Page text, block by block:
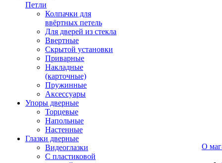
Петли
Колпачки для
ввёртных петель
Для дверей из стекла
Ввертные
Скрытой установки
Приварные
Накладные
(карточные)
Пружинные
Аксессуары
Упоры дверные
Торцевые
Напольные
Настенные
Глазки дверные
Видеоглазки
С пластиковой
О